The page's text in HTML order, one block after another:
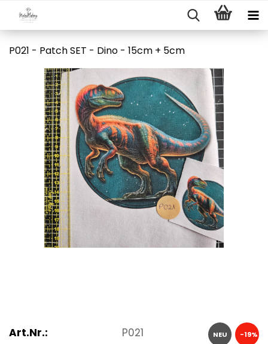
P021 - Patch SET - Dino - 15cm + 5cm
NEU -19%
Art.Nr.:
P021